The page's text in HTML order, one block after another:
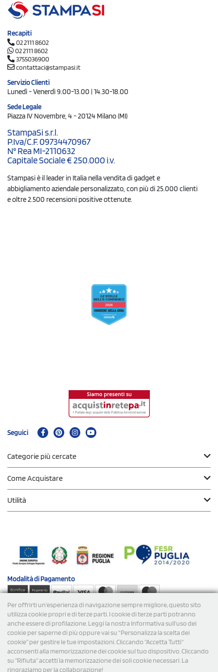
Per offrirti un'esperienza di navigazione sempre migliore, questo sito
utilizza cookie propri e di terze parti. I cookie di terze parti potranno
anche essere di profilazione. Leggi la nostra Informativa sull’uso dei
cookie per saperne di più oppure vai su “Personalizza la scelta dei
cookie” per gestire le tue impostazioni. Cliccando "Accetta Tutti"
acconsenti alla memorizzazione dei cookie sul tuo dispositivo. Cliccando
su "Rifiuta" accetti la memorizzazione dei soli cookie necessari. La
ringraziamo per la collaborazione!
Recapiti
02 2111 8602
02 2111 8602
3755036900
contattaci@stampasi.it
Servizio Clienti
Lunedì - Venerdì 9.00-13.00 | 14.30-18.00
Sede Legale
Piazza IV Novembre, 4 - 20124 Milano (MI)
StampaSi s.r.l.
P.Iva/C.F. 09734470967
N° Rea MI-2110632
Capitale Sociale € 250.000 i.v.
Stampasi è il leader in Italia nella vendita di gadget e
abbigliamento aziendale personalizzato, con più di 25.000 clienti
e oltre 2.500 recensioni positive ottenute.
Seguici
Categorie più cercate
Come Acquistare
Utilità
Modalità diPagamento
Spedizioni